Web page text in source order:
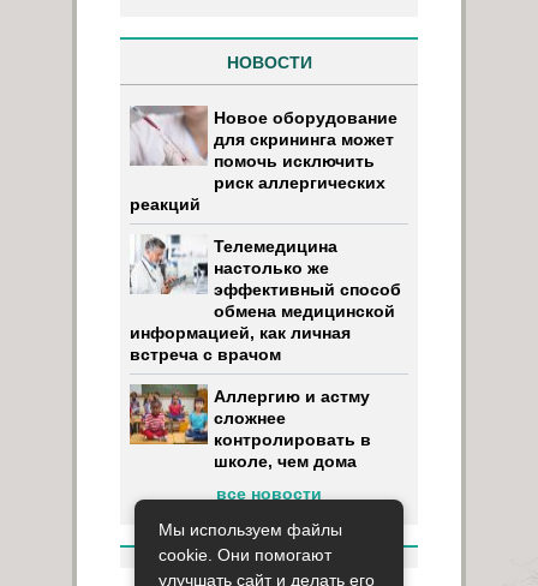
НОВОСТИ
Новое оборудование
для скрининга может
помочь исключить
риск аллергических
реакций
Телемедицина
настолько же
эффективный способ
обмена медицинской
информацией, как личная
встреча с врачом
Аллергию и астму
сложнее
контролировать в
школе, чем дома
все новости
Мы используем файлы
cookie. Они помогают
улучшать сайт и делать его